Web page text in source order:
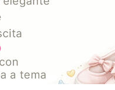
AGGIUNGI AL